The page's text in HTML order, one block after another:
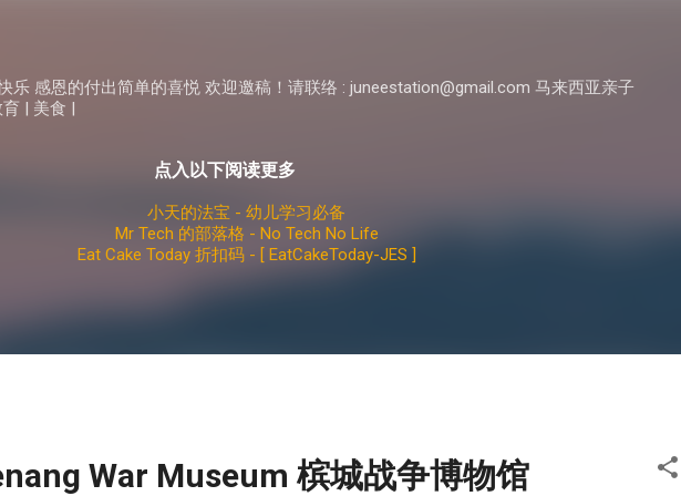
乐 感恩的付出简单的喜悦 欢迎邀稿！请联络 : juneestation@gmail.com 马来西亚亲子
| 美食 |
点入以下阅读更多
小天的法宝 - 幼儿学习必备
Mr Tech 的部落格 - No Tech No Life
Eat Cake Today 折扣码 - [ EatCakeToday-JES ]
War Museum 槟城战争博物馆